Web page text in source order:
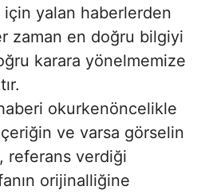
yalan haberlerden
zaman en doğru bilgiyi
karara yönelmemize
okurkenöncelikle
ve varsa görselin
referans verdiği
orijinalliğine